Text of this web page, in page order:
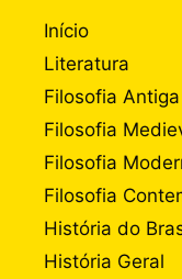
Início
Literatura
Filosofia Antiga
Filosofia
Filosofia
Filosofia
História do
História Geral